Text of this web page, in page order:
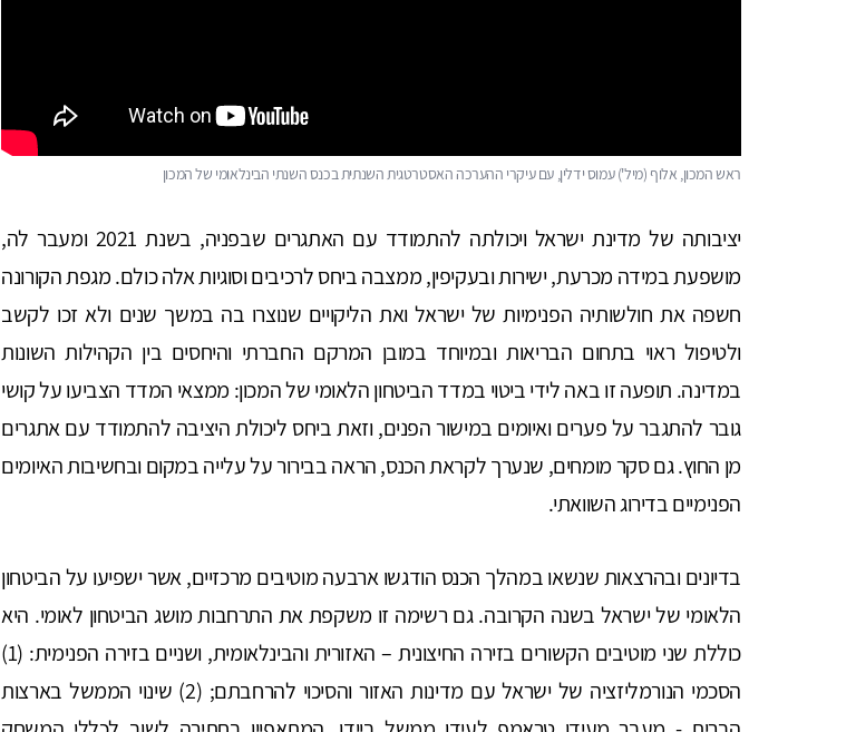
ראש המכון, אלוף (מיל') עמוס ידלין, עם עיקרי ההערכה האסטרטגית השנתית בכנס השנתי הבינלאומי של המכון
יציבותה של מדינת ישראל ויכולתה להתמודד עם האתגרים שבפניה, בשנת 2021 ומעבר לה,
מושפעת במידה מכרעת, ישירות ובעקיפין, ממצבה ביחס לרכיבים וסוגיות אלה כולם. מגפת הקורונה
חשפה את חולשותיה הפנימיות של ישראל ואת הליקויים שנוצרו בה במשך שנים ולא זכו לקשב
ולטיפול ראוי בתחום הבריאות ובמיוחד במובן המרקם החברתי והיחסים בין הקהילות השונות
במדינה. תופעה זו באה לידי ביטוי במדד הביטחון הלאומי של המכון: ממצאי המדד הצביעו על קושי
גובר להתגבר על פערים ואיומים במישור הפנים, וזאת ביחס ליכולת היציבה להתמודד עם אתגרים
מן החוץ. גם סקר מומחים, שנערך לקראת הכנס, הראה בבירור על עלייה במקום ובחשיבות האיומים
הפנימיים בדירוג השוואתי.
בדיונים ובהרצאות שנשאו במהלך הכנס הודגשו ארבעה מוטיבים מרכזיים, אשר ישפיעו על הביטחון
הלאומי של ישראל בשנה הקרובה. גם רשימה זו משקפת את התרחבות מושג הביטחון לאומי. היא
כוללת שני מוטיבים הקשורים בזירה החיצונית – האזורית והבינלאומית, ושניים בזירה הפנימית: (1)
הסכמי הנורמליזציה של ישראל עם מדינות האזור והסיכוי להרחבתם; (2) שינוי הממשל בארצות